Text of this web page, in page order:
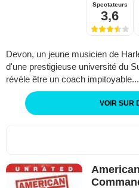
Spectateurs
3,6
Devon, un jeune musicien de
d'une prestigieuse université du
révèle être un coach impitoyable...
VOIR SUR